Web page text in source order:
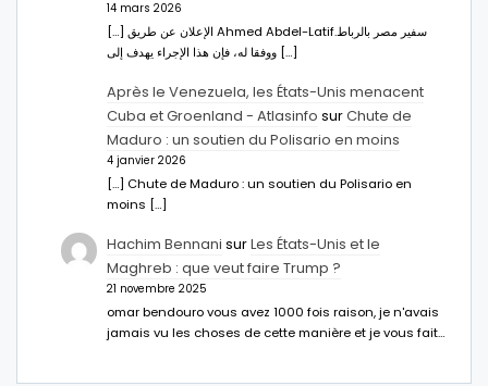
14 mars 2026
[…] الإعلان عن طريق Ahmed Abdel-Latifسفير مصر بالرباط.
ووفقا له، فإن هذا الإجراء يهدف إلى […]
Après le Venezuela, les États-Unis menacent
Cuba et Groenland - Atlasinfo surChute de
Maduro : un soutien du Polisario en moins
4 janvier 2026
[…] Chute de Maduro : un soutien du Polisario en
moins […]
Hachim Bennani surLes États-Unis et le
Maghreb : que veut faire Trump ?
21 novembre 2025
omar bendouro vous avez 1000 fois raison, je n'avais
jamais vu les choses de cette manière et je vous fait…